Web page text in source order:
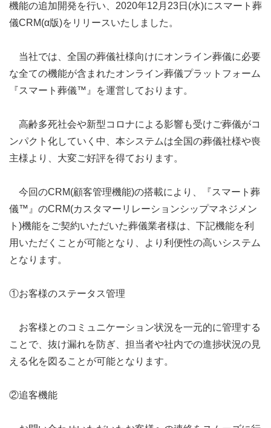
機能の追加開発を行い、2020年12月23日(水)にスマート葬
儀CRM(α版)をリリースいたしました。
当社では、全国の葬儀社様向けにオンライン葬儀に必要
な全ての機能が含まれたオンライン葬儀プラットフォーム
『スマート葬儀™』を運営しております。
高齢多死社会や新型コロナによる影響も受けご葬儀がコ
ンパクト化していく中、本システムは全国の葬儀社様や喪
主様より、大変ご好評を得ております。
今回のCRM(顧客管理機能)の搭載により、『スマート葬
儀™』のCRM(カスタマーリレーションシップマネジメン
ト)機能をご契約いただいた葬儀業者様は、下記機能を利
用いただくことが可能となり、より利便性の高いシステム
となります。
①お客様のステータス管理
お客様とのコミュニケーション状況を一元的に管理する
ことで、抜け漏れを防ぎ、担当者や社内での進捗状況の見
える化を図ることが可能となります。
②追客機能